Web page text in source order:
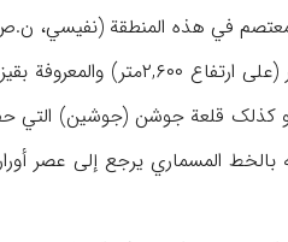
سي (قلعة البنت) (